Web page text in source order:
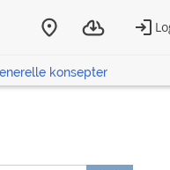
konsepter